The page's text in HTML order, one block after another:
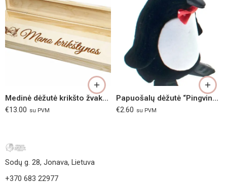
Medinė dėžutė krikšto žvakei graviruota
€13.00 su PVM
Papuošalų dėžutė “Pingvinas”
€2.60 su PVM
Sodų g. 28, Jonava, Lietuva
+370 683 22977